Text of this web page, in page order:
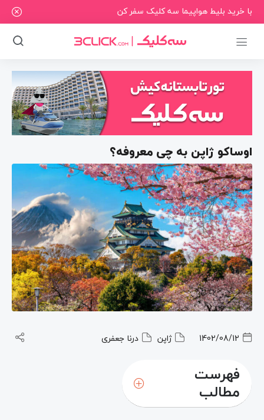
با خرید بلیط هواپیما سه کلیک سفر کن
اوساکو ژاپن به چی معروفه؟
1402/08/12 ژاپن درنا جعفری
فهرست
مطالب